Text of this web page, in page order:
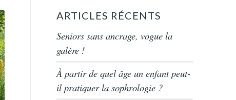
ARTICLES RÉCENTS
Seniors sans ancrage, vogue la
galère !
À partir de quel âge un enfant peut-
il pratiquer la sophrologie ?